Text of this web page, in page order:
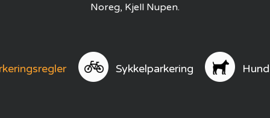
Noreg, Kjell Nupen.
Sykkelparkering